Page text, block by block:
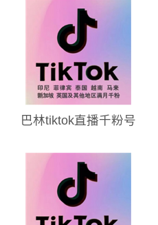
巴林tiktok直播千粉号